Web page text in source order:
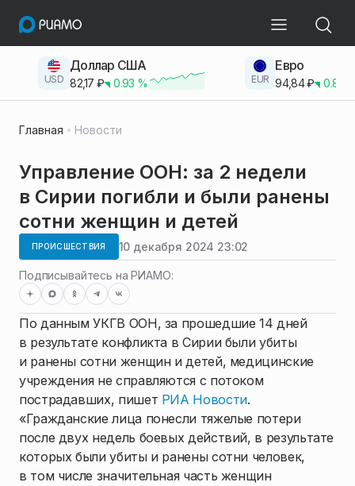
USD
Доллар США
82,17 ₽ 0.93 % EUR
Евро
94,84₽ 0.83
Главная Новости
Управление ООН: за 2 недели
в Сирии погибли и были ранены
сотни женщин и детей
ПРОИСШЕСТВИЯ 10 декабря 2024 23:02
Подписывайтесь на РИАМО:
По данным УКГВ ООН, за прошедшие 14 дней
в результате конфликта в Сирии были убиты
и ранены сотни женщин и детей, медицинские
учреждения не справляются с потоком
пострадавших, пишет РИА Новости.
«Гражданские лица понесли тяжелые потери
после двух недель боевых действий, в результате
которых были убиты и ранены сотни человек,
в том числе значительная часть женщин